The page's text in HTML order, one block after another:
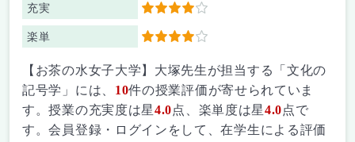
充実 4
楽単 4
【お茶の水女子大学】大塚先生が担当する「文化の
記号学」には、 10件の授業評価が寄せられていま
す。授業の充実度は星4.0点、楽単度は星4.0点で
す。会員登録・ログインをして、在学生による評価